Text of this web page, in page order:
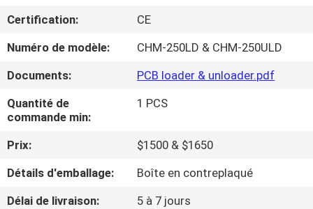
NOUS
VISITE
DE
L'USINE
CONTRÔLE
QUALITÉ
Certification:
CE
Numéro de modèle:
CHM-250LD & CHM-250ULD
Documents:
PCB loader & unloader.pdf
Quantité de
commande min:
1 PCS
Prix:
$1500 & $1650
Détails d'emballage:
Boîte en contreplaqué
Délai de livraison:
5 à 7 jours